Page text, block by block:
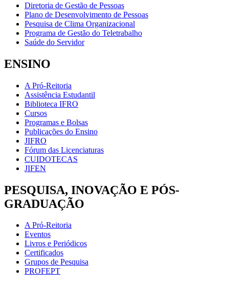
Diretoria de Gestão de Pessoas
Plano de Desenvolvimento de Pessoas
Pesquisa de Clima Organizacional
Programa de Gestão do Teletrabalho
Saúde do Servidor
ENSINO
A Pró-Reitoria
Assistência Estudantil
Biblioteca IFRO
Cursos
Programas e Bolsas
Publicações do Ensino
JIFRO
Fórum das Licenciaturas
CUIDOTECAS
JIFEN
PESQUISA, INOVAÇÃO E PÓS-
GRADUAÇÃO
A Pró-Reitoria
Eventos
Livros e Periódicos
Certificados
Grupos de Pesquisa
PROFEPT